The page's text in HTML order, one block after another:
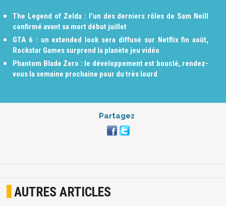
The Legend of Zelda : l'un des derniers rôles de Sam Neill
confirmé avant sa mort début juillet
GTA 6 : un extended look sera diffusé sur Netflix fin août,
Rockstar Games surprend la planète jeu vidéo
Phantom Blade Zero : le développement est bouclé, rendez-
vous la semaine prochaine pour du très lourd
Partagez
AUTRES ARTICLES